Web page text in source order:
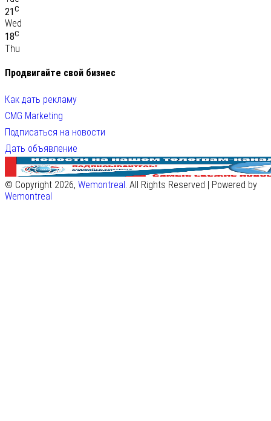
21 C
Wed
18C
Thu
Продвигайте свой бизнес
Как дать рекламу
CMG Marketing
Подписаться на новости
Дать объявление
© Copyright 2026, Wemontreal. All Rights Reserved | Powered by
Wemontreal